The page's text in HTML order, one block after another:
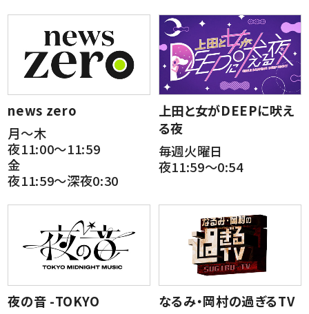
news zero
月～木
夜11:00～11:59
金
夜11:59～深夜0:30
上田と女がDEEPに吠え
る夜
毎週火曜日
夜11:59～0:54
夜の音 -TOKYO
なるみ・岡村の過ぎるTV